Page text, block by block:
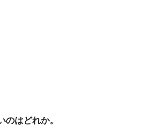
はどれか。